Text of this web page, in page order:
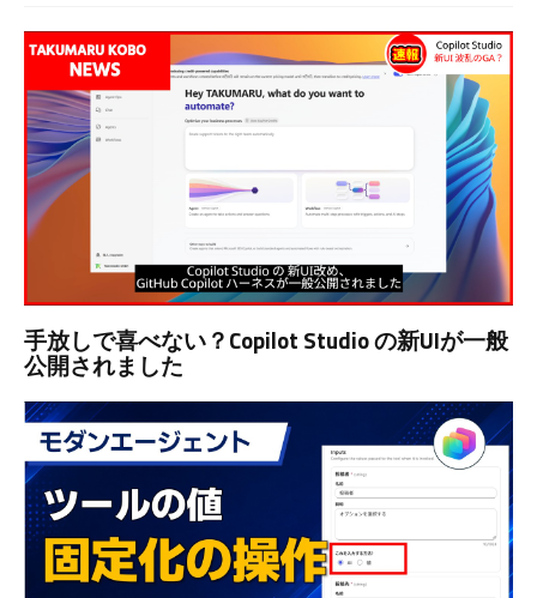
手放しで喜べない？Copilot Studio の新UIが一般
公開されました